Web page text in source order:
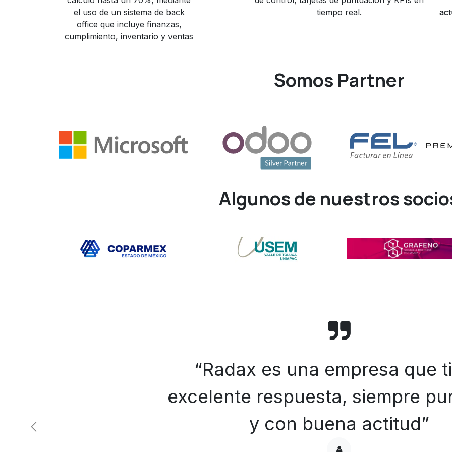
el uso de un sistema de back
office que incluye finanzas,
cumplimiento, inventario y ventas
tiempo real.
Somos Partner
Algunos de nuestros
“Radax es una empresa que
excelente respuesta, siempre
y con buena actitud”